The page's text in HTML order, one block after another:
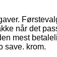
når det
mest
save. krom.